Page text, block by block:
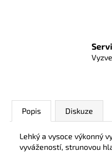
Popis Diskuze
Lehký a vysoce výkonný
vyvážeností, strunovou